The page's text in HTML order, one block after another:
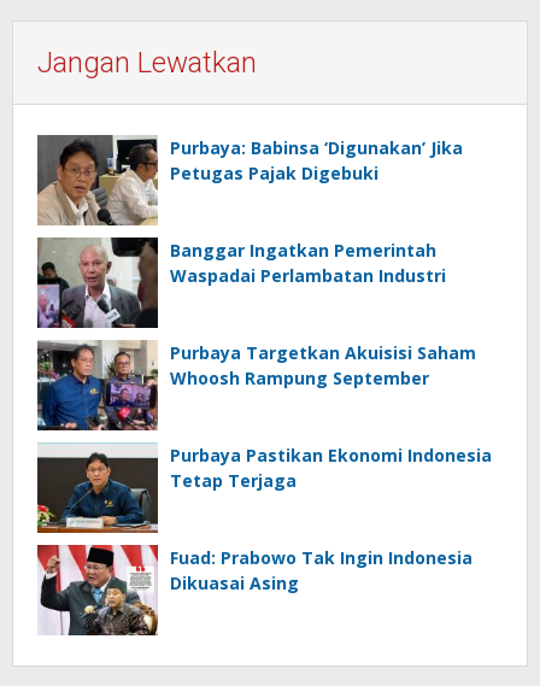
Jangan Lewatkan
Purbaya: Babinsa ‘Digunakan’ Jika
Petugas Pajak Digebuki
Banggar Ingatkan Pemerintah
Waspadai Perlambatan Industri
Purbaya Targetkan Akuisisi Saham
Whoosh Rampung September
Purbaya Pastikan Ekonomi Indonesia
Tetap Terjaga
Fuad: Prabowo Tak Ingin Indonesia
Dikuasai Asing